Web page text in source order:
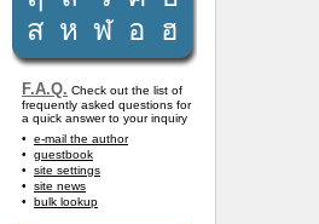
ส ห ฬ อ ฮ
F.A.Q. Check out the list of
frequently asked questions for
a quick answer to your inquiry
e-mail the author
guestbook
site settings
site news
bulk lookup